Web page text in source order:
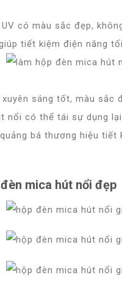
có màu sắc đẹp,
tiết kiệm điện năng
sáng tốt, màu sắc
nổi có thể tái sự dụng
bá thương hiệu
mica hút nổi đẹp